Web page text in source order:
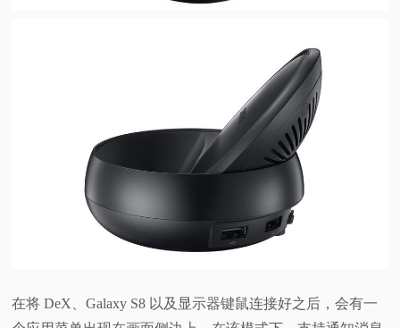
在将 DeX、Galaxy S8 以及显示器键鼠连接好之后，会有一